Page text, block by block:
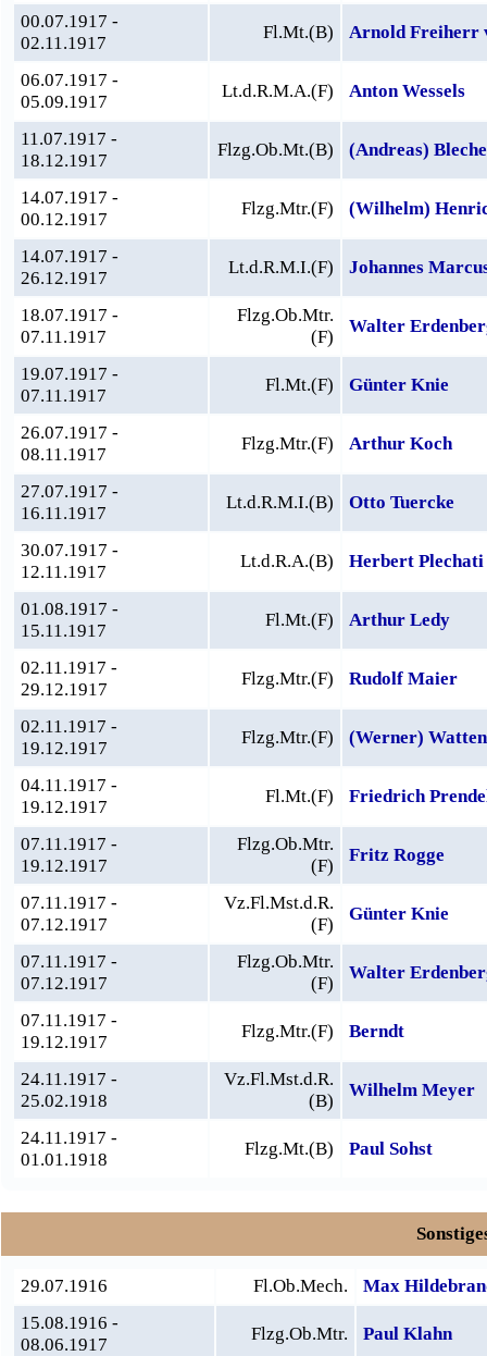
00.07.1917 -
02.11.1917
Fl.Mt.(B) Arnold Freiherr
06.07.1917 -
05.09.1917
Lt.d.R.M.A.(F) Anton Wessels
11.07.1917 -
18.12.1917
Flzg.Ob.Mt.(B) (Andreas)
14.07.1917 -
00.12.1917
Flzg.Mtr.(F) (Wilhelm)
14.07.1917 -
26.12.1917
Lt.d.R.M.I.(F) Johannes
18.07.1917 -
07.11.1917
Flzg.Ob.Mtr.
(F)
Walter
19.07.1917 -
07.11.1917
Fl.Mt.(F) Günter Knie
26.07.1917 -
08.11.1917
Flzg.Mtr.(F) Arthur Koch
27.07.1917 -
16.11.1917
Lt.d.R.M.I.(B) Otto Tuercke
30.07.1917 -
12.11.1917
Lt.d.R.A.(B) Herbert Plechati
01.08.1917 -
15.11.1917
Fl.Mt.(F) Arthur Ledy
02.11.1917 -
29.12.1917
Flzg.Mtr.(F) Rudolf Maier
02.11.1917 -
19.12.1917
Flzg.Mtr.(F) (Werner)
04.11.1917 -
19.12.1917
Fl.Mt.(F) Friedrich
07.11.1917 -
19.12.1917
Flzg.Ob.Mtr.
(F)
Fritz Rogge
07.11.1917 -
07.12.1917
Vz.Fl.Mst.d.R.
(F)
Günter Knie
07.11.1917 -
07.12.1917
Flzg.Ob.Mtr.
(F)
Walter
07.11.1917 -
19.12.1917
Flzg.Mtr.(F) Berndt
24.11.1917 -
25.02.1918
Vz.Fl.Mst.d.R.
(B)
Wilhelm Meyer
24.11.1917 -
01.01.1918
Flzg.Mt.(B) Paul Sohst
29.07.1916 Fl.Ob.Mech.
Max
15.08.1916 -
08.06.1917
Flzg.Ob.Mtr. Paul Klahn